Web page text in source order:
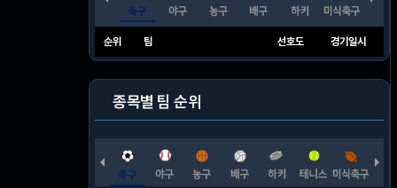
순위 팀 선호도 경기일시
종목별 팀 순위